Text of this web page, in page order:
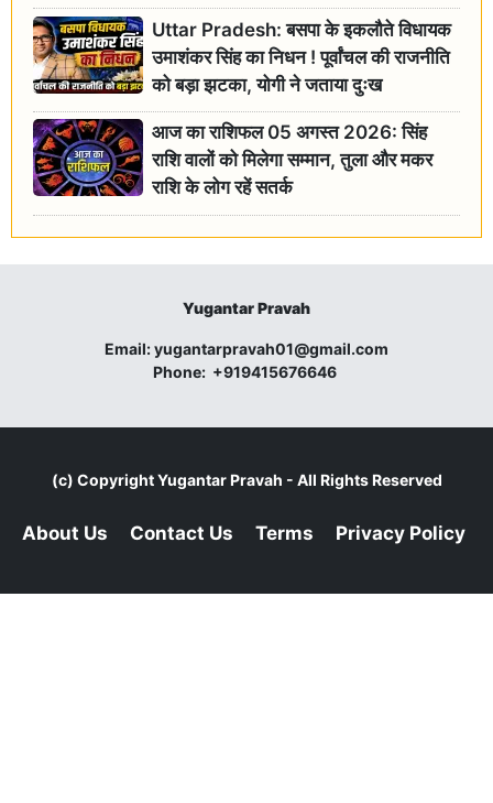
Uttar Pradesh: बसपा के इकलौते विधायक
उमाशंकर सिंह का निधन ! पूर्वांचल की राजनीति
को बड़ा झटका, योगी ने जताया दुःख
आज का राशिफल 05 अगस्त 2026: सिंह
राशि वालों को मिलेगा सम्मान, तुला और मकर
राशि के लोग रहें सतर्क
Yugantar Pravah
Email:yugantarpravah01@gmail.com
Phone: +919415676646
(c) CopyrightYugantar Pravah - All Rights Reserved
About Us Contact Us Terms Privacy Policy